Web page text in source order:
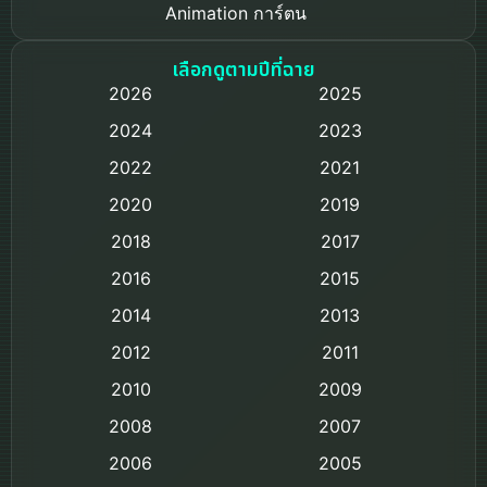
Animation การ์ตูน
Based on a True Story เรื่องจริง
เลือกดูตามปีที่ฉาย
2026
2025
2024
2023
2022
2021
2020
2019
2018
2017
2016
2015
2014
2013
2012
2011
2010
2009
2008
2007
2006
2005